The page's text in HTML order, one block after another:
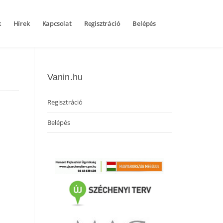
Hírek Kapcsolat Regisztráció Belépés
Vanin.hu
Regisztráció
Belépés